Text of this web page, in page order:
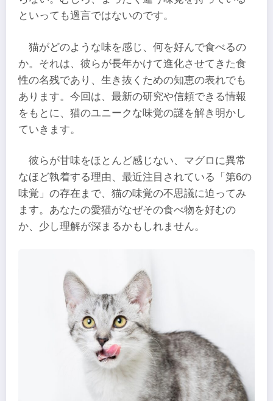
といっても過言ではないのです。
猫がどのような味を感じ、何を好んで食べるの
か。それは、彼らが長年かけて進化させてきた食
性の名残であり、生き抜くための知恵の表れでも
あります。今回は、最新の研究や信頼できる情報
をもとに、猫のユニークな味覚の謎を解き明かし
ていきます。
彼らが甘味をほとんど感じない、マグロに異常
なほど執着する理由、最近注目されている「第6の
味覚」の存在まで、猫の味覚の不思議に迫ってみ
ます。あなたの愛猫がなぜその食べ物を好むの
か、少し理解が深まるかもしれません。